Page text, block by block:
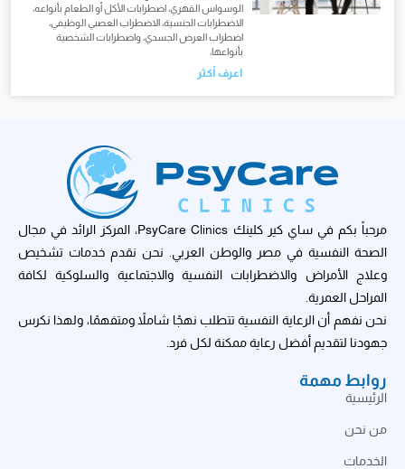
الوسواس القهري، اضطرابات الأكل أو الطعام بأنواعه،
الاضطرابات الجنسية، الاضطراب العصبي الوظيفي،
اضطراب العرض الجسدي، واضطرابات الشخصية
بأنواعها،
اعرف أكثر
مرحباً بكم في ساي كير كلينك PsyCare Clinics، المركز الرائد في مجال
الصحة النفسية في مصر والوطن العربي. نحن نقدم خدمات تشخيص
وعلاج الأمراض والاضطرابات النفسية والاجتماعية والسلوكية لكافة
المراحل العمرية.
نحن نفهم أن الرعاية النفسية تتطلب نهجًا شاملاً ومتفهمًا، ولهذا نكرس
جهودنا لتقديم أفضل رعاية ممكنة لكل فرد.
روابط مهمة
الرئيسية
من نحن
الخدمات